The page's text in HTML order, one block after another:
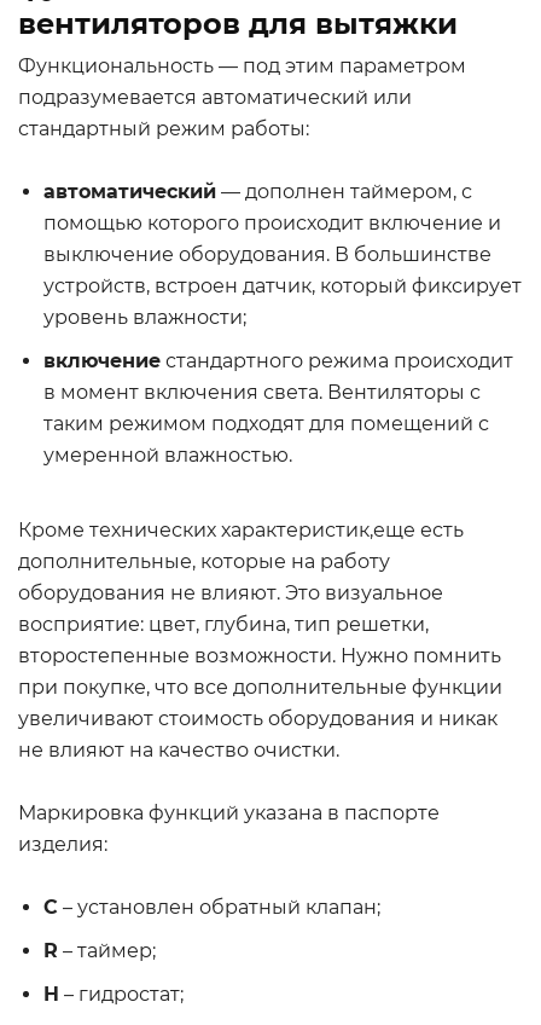
вентиляторов для вытяжки
Функциональность — под этим параметром
подразумевается автоматический или
стандартный режим работы:
автоматический — дополнен таймером, с
помощью которого происходит включение и
выключение оборудования. В большинстве
устройств, встроен датчик, который фиксирует
уровень влажности;
включение стандартного режима происходит
в момент включения света. Вентиляторы с
таким режимом подходят для помещений с
умеренной влажностью.
Кроме технических характеристик,еще есть
дополнительные, которые на работу
оборудования не влияют. Это визуальное
восприятие: цвет, глубина, тип решетки,
второстепенные возможности. Нужно помнить
при покупке, что все дополнительные функции
увеличивают стоимость оборудования и никак
не влияют на качество очистки.
Маркировка функций указана в паспорте
изделия:
С – установлен обратный клапан;
R – таймер;
H – гидростат;